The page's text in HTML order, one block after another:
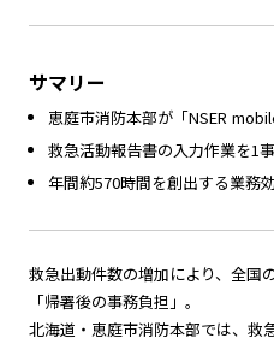
サマリー
恵庭市消防本部が「NSER
救急活動報告書の入力作業を1
年間約570時間を創出する業務
救急出動件数の増加により、全国
「帰署後の事務負担」。
北海道・恵庭市消防本部では、救